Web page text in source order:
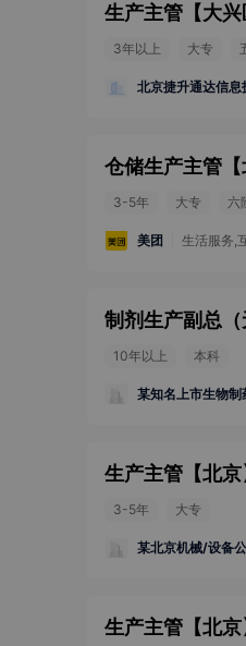
生产主管 【大兴
3年以上 大专
北京捷升通达信息
仓储生产主管 【
3-5年 大专 六
美团 生活服务,
制剂生产副总（
10年以上 本科
某知名上市生物制
生产主管 【北京
3-5年 大专
某北京机械/设备
生产主管 【北京